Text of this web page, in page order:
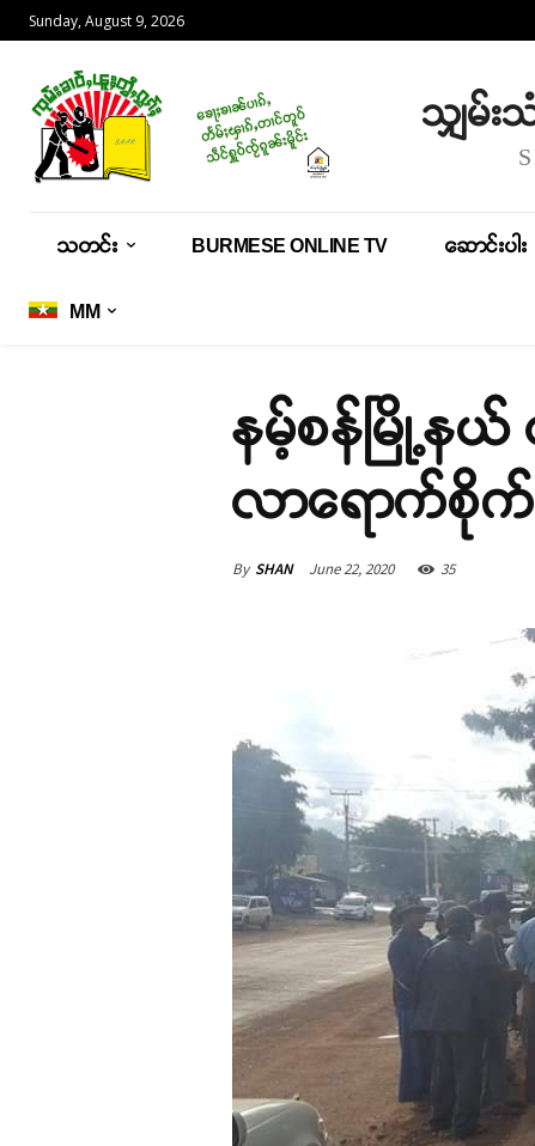
Sunday, August 9, 2026
သျှမ်
သတင်း BURMESE ONLINE TV ဆောင်းပါး
MM
နမ့်စန်မြို့နယ်
လာရောက်စိုက်
By SHAN June 22, 2020 35